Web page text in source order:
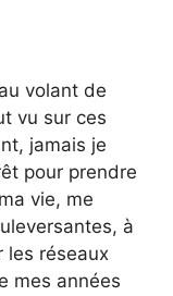
volant de
vu sur ces
jamais je
pour prendre
vie, me
à
les réseaux
mes années